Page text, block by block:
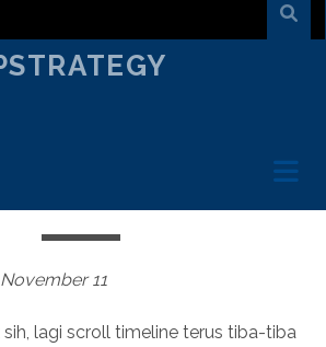
11
lagi scroll timeline terus tiba-tiba